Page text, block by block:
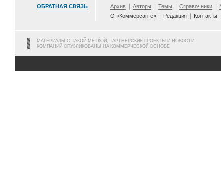
ОБРАТНАЯ СВЯЗЬ Архив Авторы Темы Справочники
О «Коммерсанте»
Редакция Контакты
МАТЕРИАЛЫ С ТАКОЙ МЕТКОЙ, ПАРТНЕРСКИЕ ПРОЕКТЫ И НОВОСТИ
КОМПАНИЙ ОПУБЛИКОВАНЫ НА КОММЕРЧЕСКОЙ ОСНОВЕ